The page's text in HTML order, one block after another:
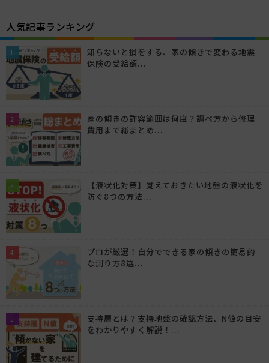
人気記事ランキング
知らないと損をする、家の傾きで変わる地震
保険の受給額...
家の傾きの許容範囲は何度？調べ方から修理
費用まで総まとめ...
【液状化対策】覚えておきたい地盤の液状化を
防ぐ8つの方法...
プロが厳選！自分でできる家の傾きの簡易的
な測り方8選...
支持層とは？支持地盤の確認方法、N値の目安
をわかりやすく解説！...